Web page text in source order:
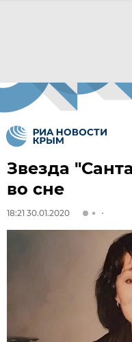
Звезда
во сне
18:21 30.01.2020